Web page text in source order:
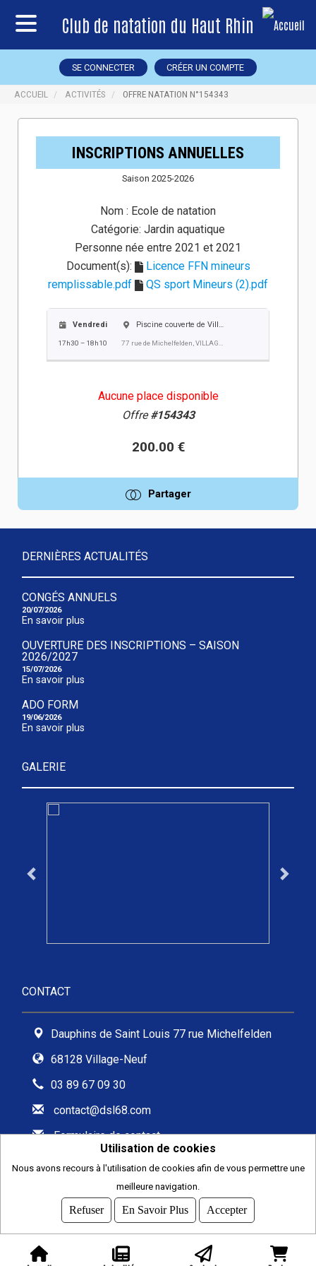
Club de natation du Haut Rhin
SE CONNECTER CRÉER UN COMPTE
ACCUEIL ACTIVITÉS OFFRE NATATION N°154343
INSCRIPTIONS ANNUELLES
Saison 2025-2026
Nom : Ecole de natation
Catégorie: Jardin aquatique
Personne née entre 2021 et 2021
Document(s):
Licence FFN mineurs
remplissable.pdf
QS sport Mineurs (2).pdf
Vendredi
17h30 – 18h10
Piscine couverte de Village-Neuf
Aucune place disponible
Offre#154343
200.00 €
Partager
DERNIÈRES ACTUALITÉS
CONGÉS ANNUELS
20/07/2026
En savoir plus
OUVERTURE DES INSCRIPTIONS – SAISON
2026/2027
15/07/2026
En savoir plus
ADO FORM
19/06/2026
En savoir plus
GALERIE
CONTACT
Dauphins de Saint Louis 77 rue Michelfelden
68128 Village-Neuf
03 89 67 09 30
contact@dsl68.com
Formulaire de contact
2026
© COMITI -CGVU
OPTIMISÉ POUR CHROME ET FIREFOX
Utilisation de cookies
Nous avons recours à l'utilisation de cookies afin de vous permettre une
meilleure navigation.
Refuser En Savoir Plus Accepter